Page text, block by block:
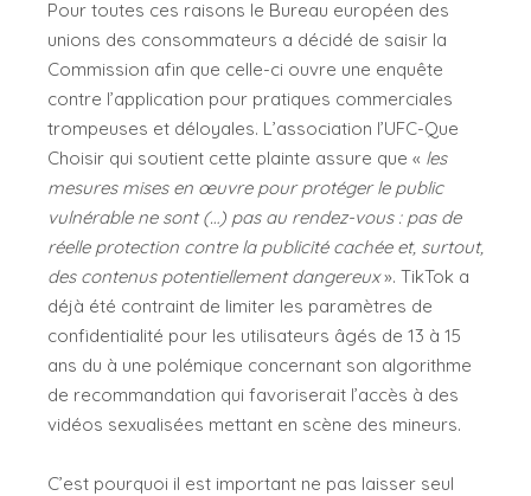
Pour toutes ces raisons le Bureau européen des
unions des consommateurs a décidé de saisir la
Commission afin que celle-ci ouvre une enquête
contre l’application pour pratiques commerciales
trompeuses et déloyales. L’association l’UFC-Que
Choisir qui soutient cette plainte assure que « les
mesures mises en œuvre pour protéger le public
vulnérable ne sont (…) pas au rendez-vous : pas de
réelle protection contre la publicité cachée et, surtout,
des contenus potentiellement dangereux». TikTok a
déjà été contraint de limiter les paramètres de
confidentialité pour les utilisateurs âgés de 13 à 15
ans du à une polémique concernant son algorithme
de recommandation qui favoriserait l’accès à des
vidéos sexualisées mettant en scène des mineurs.
C’est pourquoi il est important ne pas laisser seul